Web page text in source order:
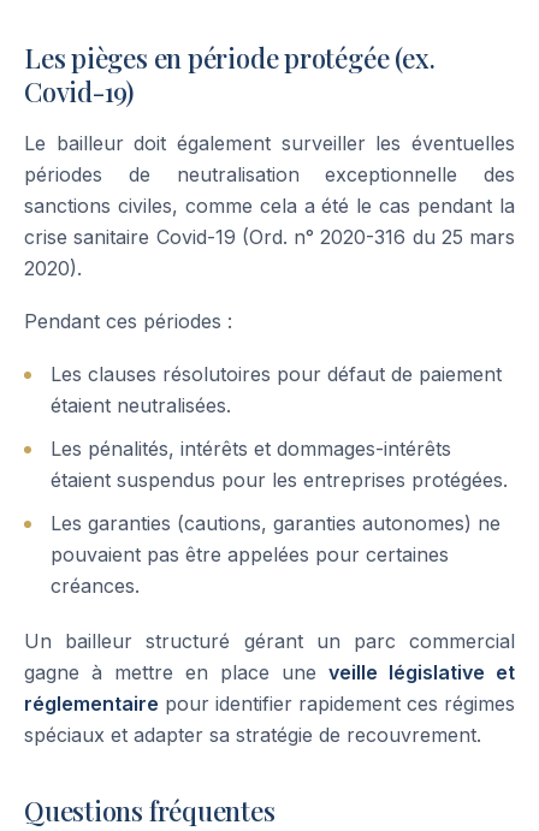
Les pièges en période protégée (ex.
Covid-19)
Le bailleur doit également surveiller les éventuelles
périodes de neutralisation exceptionnelle des
sanctions civiles, comme cela a été le cas pendant la
crise sanitaire Covid-19 (Ord. n° 2020-316 du 25 mars
2020).
Pendant ces périodes :
Les clauses résolutoires pour défaut de paiement
étaient neutralisées.
Les pénalités, intérêts et dommages-intérêts
étaient suspendus pour les entreprises protégées.
Les garanties (cautions, garanties autonomes) ne
pouvaient pas être appelées pour certaines
créances.
Un bailleur structuré gérant un parc commercial
gagne à mettre en place une veille législative et
réglementaire pour identifier rapidement ces régimes
spéciaux et adapter sa stratégie de recouvrement.
Questions fréquentes